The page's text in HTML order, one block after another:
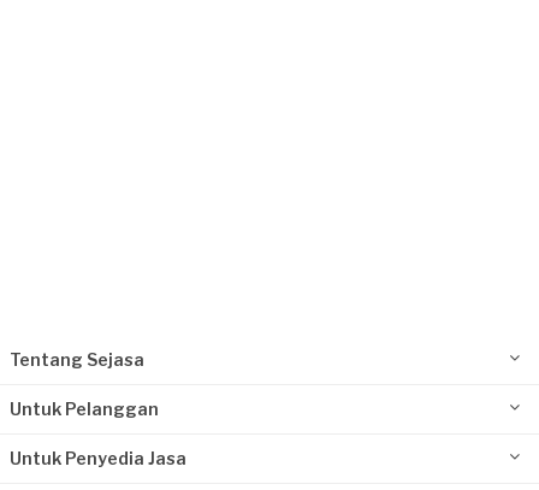
Tentang Sejasa
Untuk Pelanggan
Untuk Penyedia Jasa